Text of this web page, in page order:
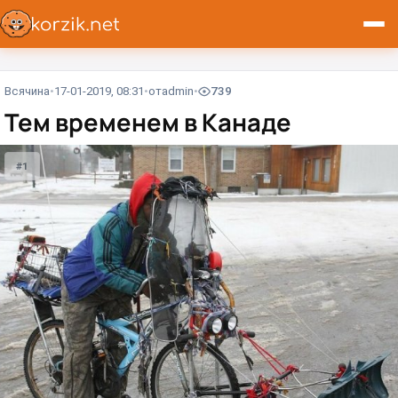
Всячина 17-01-2019, 08:31 отadmin 739
Тем временем в Канаде
#1